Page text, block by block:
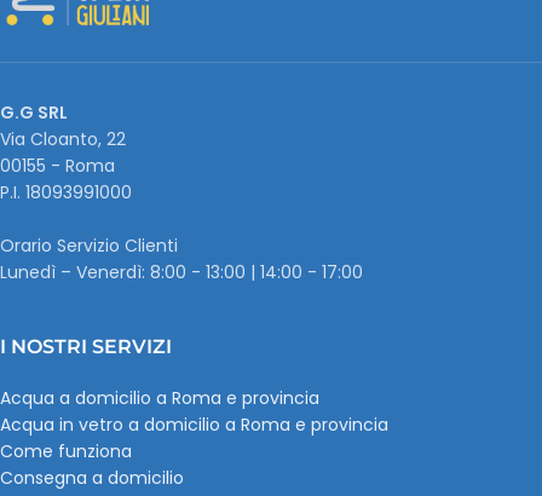
G.G SRL
Via Cloanto, 22
00155 - Roma
P.I. ‭18093991000
Orario Servizio Clienti
Lunedì – Venerdì: 8:00 - 13:00 | 14:00 - 17:00
I NOSTRI SERVIZI
Acqua a domicilio a Roma e provincia
Acqua in vetro a domicilio a Roma e provincia
Come funziona
Consegna a domicilio